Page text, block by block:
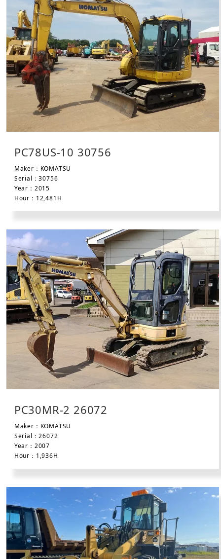
PC78US-10 30756
Maker：KOMATSU
Serial：30756
Year：2015
Hour：12,481H
PC30MR-2 26072
Maker：KOMATSU
Serial：26072
Year：2007
Hour：1,936H